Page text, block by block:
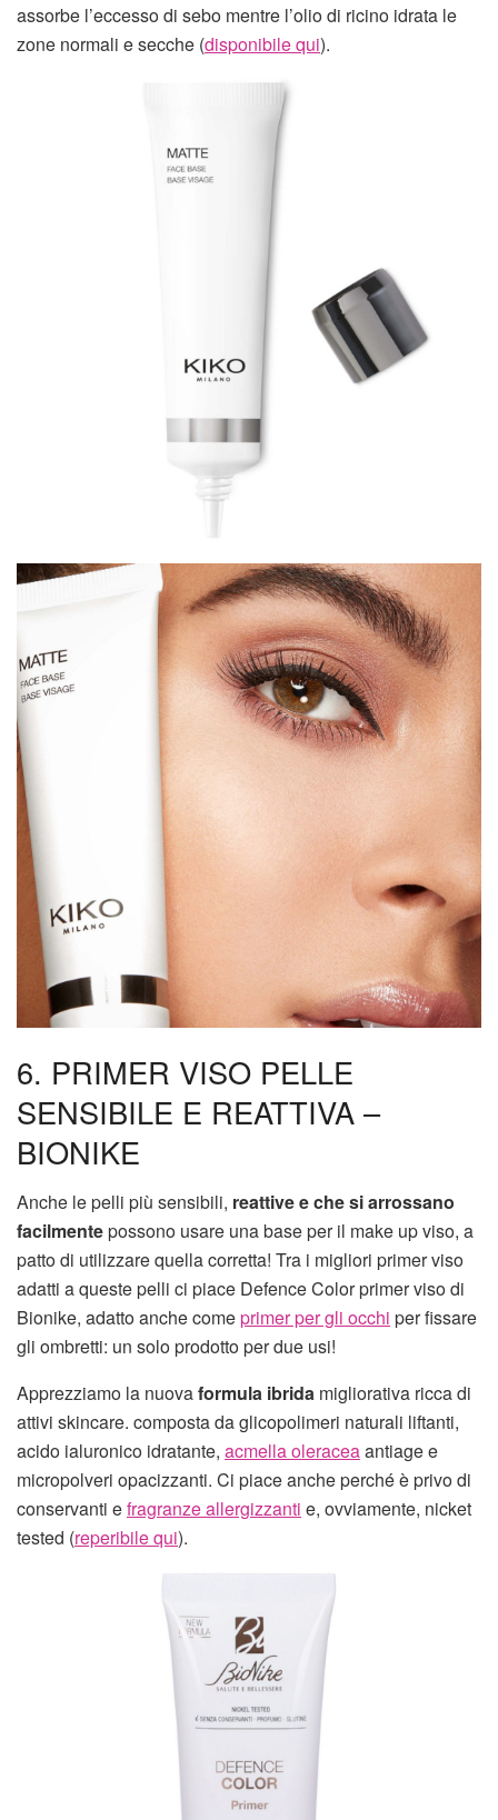
assorbe l’eccesso di sebo mentre l’olio di ricino idrata le
zone normali e secche (disponibile qui).
6. PRIMER VISO PELLE
SENSIBILE E REATTIVA –
BIONIKE
Anche le pelli più sensibili, reattive e che si arrossano
facilmentepossono usare una base per il make up viso, a
patto di utilizzare quella corretta! Tra i migliori primer viso
adatti a queste pelli ci piace Defence Color primer viso di
Bionike, adatto anche comeprimer per gli occhi per fissare
gli ombretti: un solo prodotto per due usi!
Apprezziamo la nuovaformula ibrida migliorativa ricca di
attivi skincare. composta da glicopolimeri naturali liftanti,
acido ialuronico idratante, acmella oleraceaantiage e
micropolveri opacizzanti. Ci piace anche perché è privo di
conservanti efragranze allergizzanti e, ovviamente, nicket
tested (reperibile qui).